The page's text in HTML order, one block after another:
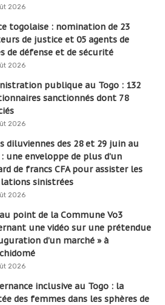
2026
togolaise : nomination de 23
de justice et 05 agents de
de défense et de sécurité
2026
publique au Togo : 132
sanctionnés dont 78
2026
diluviennes des 28 et 29 juin au
une enveloppe de plus d’un
de francs CFA pour assister les
sinistrées
2026
point de la Commune Vo3
une vidéo sur une prétendue
d’un marché » à
2026
inclusive au Togo : la
des femmes dans les sphères de